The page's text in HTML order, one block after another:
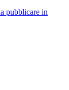
pubblicare in